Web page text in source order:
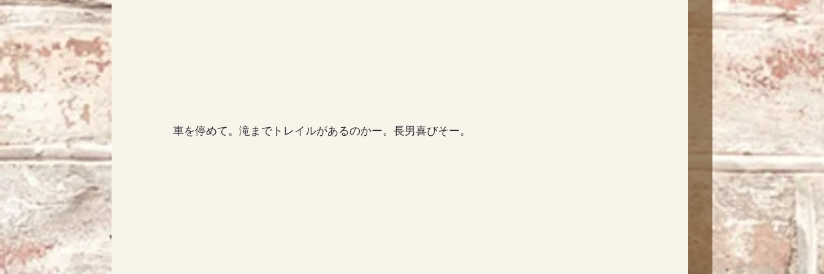
車を停めて。滝までトレイルがあるのかー。長男喜びそー。